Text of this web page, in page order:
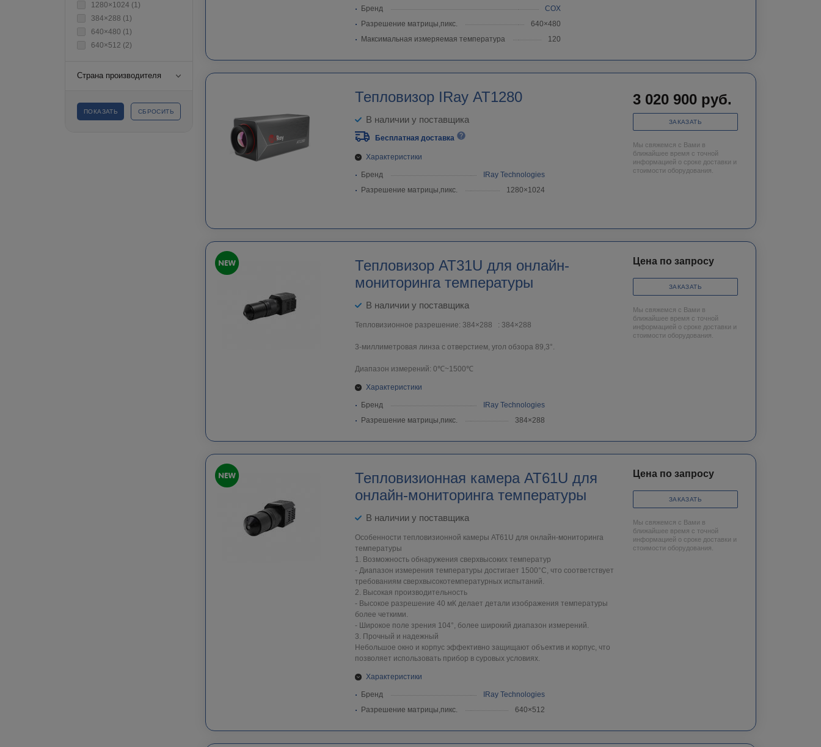
1280×1024 (1)
384×288 (1)
640×480 (1)
640×512 (2)
Страна производителя
Бренд
COX
Разрешение матрицы,пикс.
640×480
Максимальная измеряемая температура
120
Тепловизор IRay AT1280
В наличии у поставщика
Бесплатная доставка
Характеристики
Бренд
IRay Technologies
Разрешение матрицы,пикс.
1280×1024
3 020 900 руб.
ЗАКАЗАТЬ
Мы свяжемся с Вами в
ближайшее время с точной
информацией о сроке доставки и
стоимости оборудования.
Тепловизор AT31U для онлайн-
мониторинга температуры
В наличии у поставщика
Тепловизионное разрешение: 384×288 : 384×288
3-миллиметровая линза с отверстием, угол обзора 89,3°.
Диапазон измерений: 0℃~1500℃
Характеристики
Бренд
IRay Technologies
Разрешение матрицы,пикс.
384×288
Цена по запросу
ЗАКАЗАТЬ
Мы свяжемся с Вами в
ближайшее время с точной
информацией о сроке доставки и
стоимости оборудования.
Тепловизионная камера AT61U для
онлайн-мониторинга температуры
В наличии у поставщика
Особенности тепловизионной камеры AT61U для онлайн-мониторинга
температуры
1. Возможность обнаружения сверхвысоких температур
- Диапазон измерения температуры достигает 1500°C, что соответствует
требованиям сверхвысокотемпературных испытаний.
2. Высокая производительность
- Высокое разрешение 40 мК делает детали изображения температуры
более четкими.
- Широкое поле зрения 104°, более широкий диапазон измерений.
3. Прочный и надежный
Небольшое окно и корпус эффективно защищают объектив и корпус, что
позволяет использовать прибор в суровых условиях.
Характеристики
Бренд
IRay Technologies
Разрешение матрицы,пикс.
640×512
Цена по запросу
ЗАКАЗАТЬ
Мы свяжемся с Вами в
ближайшее время с точной
информацией о сроке доставки и
стоимости оборудования.